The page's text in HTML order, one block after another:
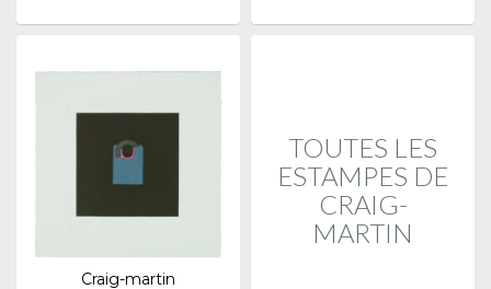
Craig-martin
TOUTES LES
ESTAMPES DE
CRAIG-
MARTIN